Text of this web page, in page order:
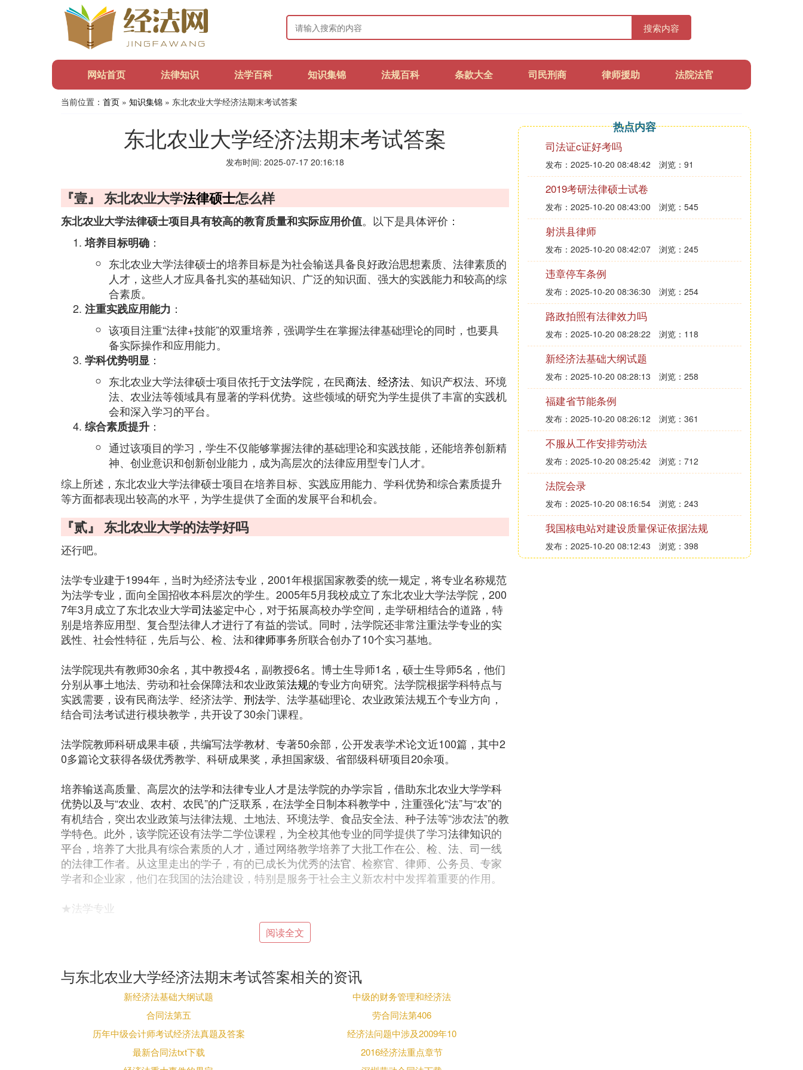
搜索内容
网站首页 法律知识 法学百科 知识集锦 法规百科 条款大全 司民刑商 律师援助 法院法官
当前位置： 首页 » 知识集锦 » 东北农业大学经济法期末考试答案
东北农业大学经济法期末考试答案
发布时间: 2025-07-17 20:16:18
『壹』 东北农业大学法律硕士怎么样
东北农业大学法律硕士项目具有较高的教育质量和实际应用价值。以下是具体评价：
培养目标明确 ：
东北农业大学法律硕士的培养目标是为社会输送具备良好政治思想素质、法律素质的
人才，这些人才应具备扎实的基础知识、广泛的知识面、强大的实践能力和较高的综
合素质。
注重实践应用能力 ：
该项目注重“法律+技能”的双重培养，强调学生在掌握法律基础理论的同时，也要具
备实际操作和应用能力。
学科优势明显 ：
东北农业大学法律硕士项目依托于文法学院，在民商法、 经济法、知识产权法、环境
法、农业法等领域具有显著的学科优势。这些领域的研究为学生提供了丰富的实践机
会和深入学习的平台。
综合素质提升 ：
通过该项目的学习，学生不仅能够掌握法律的基础理论和实践技能，还能培养创新精
神、创业意识和创新创业能力，成为高层次的法律应用型专门人才。
综上所述，东北农业大学法律硕士项目在培养目标、实践应用能力、学科优势和综合素质提升
等方面都表现出较高的水平，为学生提供了全面的发展平台和机会。
『贰』 东北农业大学的法学好吗
还行吧。
法学专业建于1994年，当时为经济法专业，2001年根据国家教委的统一规定，将专业名称规范
为法学专业，面向全国招收本科层次的学生。2005年5月我校成立了东北农业大学法学院，200
7年3月成立了东北农业大学司法鉴定中心，对于拓展高校办学空间，走学研相结合的道路，特
别是培养应用型、复合型法律人才进行了有益的尝试。同时，法学院还非常注重法学专业的实
践性、社会性特征，先后与公、检、法和律师事务所联合创办了10个实习基地。
法学院现共有教师30余名，其中教授4名，副教授6名。博士生导师1名，硕士生导师5名，他们
分别从事土地法、劳动和社会保障法和农业政策法规的专业方向研究。法学院根据学科特点与
实践需要，设有民商法学、经济法学、 刑法学、法学基础理论、农业政策法规五个专业方向，
结合司法考试进行模块教学，共开设了30余门课程。
法学院教师科研成果丰硕，共编写法学教材、专著50余部，公开发表学术论文近100篇，其中2
0多篇论文获得各级优秀教学、科研成果奖，承担国家级、省部级科研项目20余项。
培养输送高质量、高层次的法学和法律专业人才是法学院的办学宗旨，借助东北农业大学学科
优势以及与“农业、农村、农民”的广泛联系，在法学全日制本科教学中，注重强化“法”与“农”的
有机结合，突出农业政策与法律法规、土地法、环境法学、食品安全法、种子法等“涉农法”的教
学特色。此外，该学院还设有法学二学位课程，为全校其他专业的同学提供了学习法律知识的
平台，培养了大批具有综合素质的人才，通过网络教学培养了大批工作在公、检、法、司一线
的法律工作者。从这里走出的学子，有的已成长为优秀的法官、检察官、律师、公务员、专家
学者和企业家，他们在我国的法治建设，特别是服务于社会主义新农村中发挥着重要的作用。
★法学专业
掌握法学的基本理论和基本知识，受到法学思维和法律实务的基本训练，具有利用法学理论和
方法分析问题、解决问题的基本能力，以外向型、国际型法学理论体系和运用技能为特色，培
养有坚实的法学基础理论、通晓主要法律制度，具有丰富的法律实践经验，具备较高文化素养
和一定的中、外语言及文字表达能力的法学专门人才。
专业特色
阅读全文
与东北农业大学经济法期末考试答案相关的资讯
新经济法基础大纲试题
中级的财务管理和经济法
合同法第五
劳合同法第406
历年中级会计师考试经济法真题及答案
经济法问题中涉及2009年10
最新合同法txt下载
2016经济法重点章节
热点内容
司法证c证好考吗
发布：2025-10-20 08:48:42 浏览：91
2019考研法律硕士试卷
发布：2025-10-20 08:43:00 浏览：545
射洪县律师
发布：2025-10-20 08:42:07 浏览：245
违章停车条例
发布：2025-10-20 08:36:30 浏览：254
路政拍照有法律效力吗
发布：2025-10-20 08:28:22 浏览：118
新经济法基础大纲试题
发布：2025-10-20 08:28:13 浏览：258
福建省节能条例
发布：2025-10-20 08:26:12 浏览：361
不服从工作安排劳动法
发布：2025-10-20 08:25:42 浏览：712
法院会录
发布：2025-10-20 08:16:54 浏览：243
我国核电站对建设质量保证依据法规
发布：2025-10-20 08:12:43 浏览：398